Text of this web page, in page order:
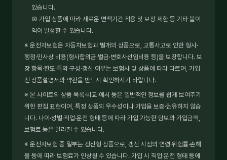
있습니다.
② 가입 상품에 따라 새로운 면책기간 적용 및 보장 제한 등 기타 불이
익이 발생할 수 있습니다.
※ 운전자보험은 자동차보험과 별개의 상품으로, 교통사고로 인한 형사·
행정·민사상 비용(형사합의금·벌금·변호사선임비용 등)을 보장합니다. 보
장 항목·한도·특약 구성·갱신 여부는 보험사 및 상품에 따라 다르며, 가입
전 상품설명서와 약관을 반드시 확인하시기 바랍니다.
※ 본 사이트의 상품 목록·비교·예시 등은 일반적인 정보를 쉽게 보여주기
위한 편집 표현이며, 특정 상품의 우수성이나 가입을 보증·권유하지 않습
니다. 나이·성별·직업·운전 형태 등에 따라 가입 가능한 담보와 가입금액,
보험료 등은 달라질 수 있습니다.
※ 운전자보험 중 일부는 갱신형 상품으로, 갱신 시점의 연령·위험률·손해
율 등에 따라 보험료가 인상될 수 있습니다. 가입 시 직업·운전 형태 등에